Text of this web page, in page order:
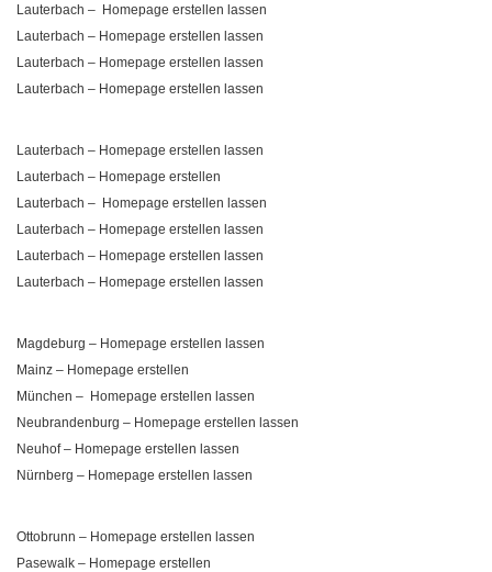
Lauterbach – Homepage erstellen lassen
Lauterbach – Homepage erstellen lassen
Lauterbach – Homepage erstellen lassen
Lauterbach – Homepage erstellen lassen
Lauterbach – Homepage erstellen lassen
Lauterbach – Homepage erstellen
Lauterbach – Homepage erstellen lassen
Lauterbach – Homepage erstellen lassen
Lauterbach – Homepage erstellen lassen
Lauterbach – Homepage erstellen lassen
Magdeburg – Homepage erstellen lassen
Mainz – Homepage erstellen
München – Homepage erstellen lassen
Neubrandenburg – Homepage erstellen lassen
Neuhof – Homepage erstellen lassen
Nürnberg – Homepage erstellen lassen
Ottobrunn – Homepage erstellen lassen
Pasewalk – Homepage erstellen